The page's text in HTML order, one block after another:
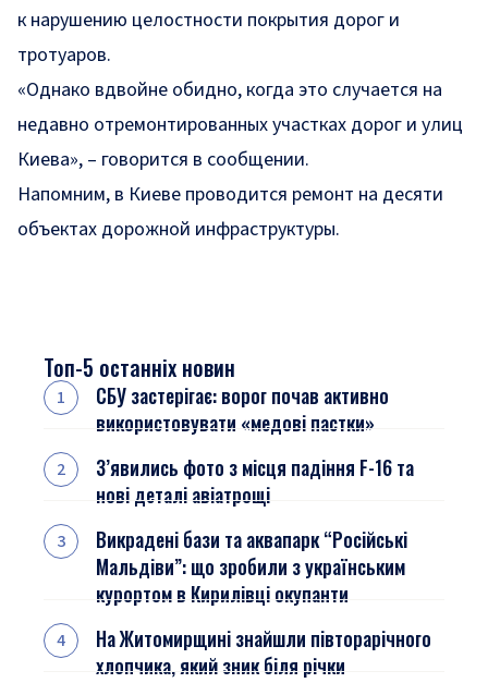
к нарушению целостности покрытия дорог и
тротуаров.
«Однако вдвойне обидно, когда это случается на
недавно отремонтированных участках дорог и улиц
Киева», – говорится в сообщении.
Напомним, в Киеве проводится ремонт на десяти
объектах дорожной инфраструктуры.
Топ-5 останніх новин
СБУ застерігає: ворог почав активно
використовувати «медові пастки»
З’явились фото з місця падіння F-16 та
нові деталі авіатрощі
Викрадені бази та аквапарк “Російські
Мальдіви”: що зробили з українським
курортом в Кирилівці окупанти
На Житомирщині знайшли півторарічного
хлопчика, який зник біля річки